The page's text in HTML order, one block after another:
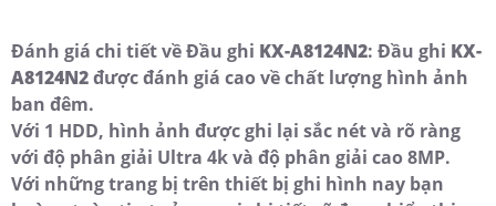
Đánh giá chi tiết về Đầu ghi KX-A8124N2: Đầu ghi KX-
A8124N2được đánh giá cao về chất lượng hình ảnh
ban đêm.
Với 1 HDD, hình ảnh được ghi lại sắc nét và rõ ràng
với độ phân giải Ultra 4k và độ phân giải cao 8MP.
Với những trang bị trên thiết bị ghi hình nay bạn